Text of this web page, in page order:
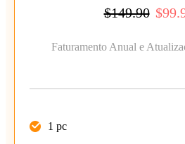
$149.90
Faturamento Anual e
1 pc